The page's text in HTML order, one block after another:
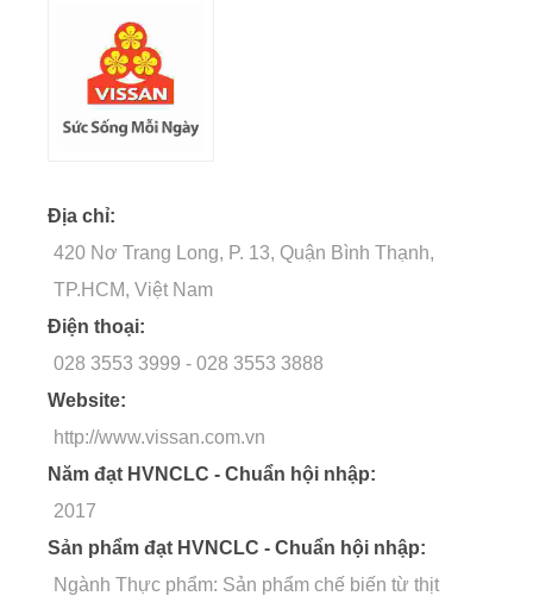
Địa chỉ:
420 Nơ Trang Long, P. 13, Quận Bình Thạnh,
TP.HCM, Việt Nam
Điện thoại:
028 3553 3999 - 028 3553 3888
Website:
http://www.vissan.com.vn
Năm đạt HVNCLC - Chuẩn hội nhập:
2017
Sản phẩm đạt HVNCLC - Chuẩn hội nhập:
Ngành Thực phẩm: Sản phẩm chế biến từ thịt